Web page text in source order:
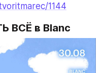
1144
ВСЁ в Blanc